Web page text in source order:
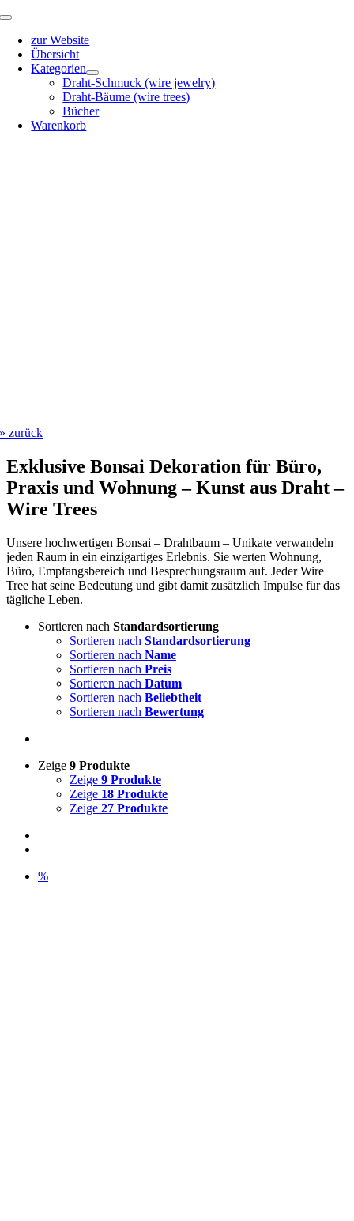
Zum
springen
Toggle
Navigationzur Website
Übersicht
Kategorien
Draht-Schmuck (wire jewelry)
Draht-Bäume (wire trees)
Bücher
Warenkorb
» zurück
Exklusive Bonsai Dekoration für Büro,
Praxis und Wohnung – Kunst aus Draht –
Wire Trees
Unsere hochwertigen Bonsai – Drahtbaum – Unikate verwandeln
jeden Raum in ein einzigartiges Erlebnis. Sie werten Wohnung,
Büro, Empfangsbereich und Besprechungsraum auf. Jeder Wire
Tree hat seine Bedeutung und gibt damit zusätzlich Impulse für das
tägliche Leben.
Sortieren nach Standardsortierung
Sortieren nach Standardsortierung
Sortieren nach Name
Sortieren nach Preis
Sortieren nach Datum
Sortieren nach Beliebtheit
Sortieren nach Bewertung
Zeige 9 Produkte
Zeige 9 Produkte
Zeige 18 Produkte
Zeige 27 Produkte
%